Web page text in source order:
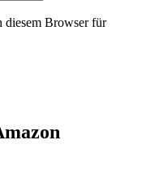
diesem Browser für